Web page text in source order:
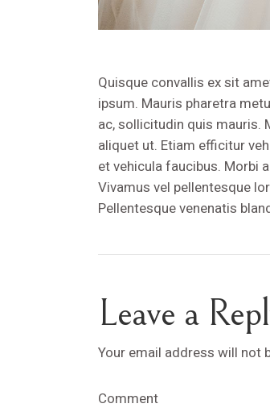
Quisque convallis ex sit
ipsum. Mauris pharetra
ac, sollicitudin quis mauris.
aliquet ut. Etiam efficitur
et vehicula faucibus. Morbi
Vivamus vel pellentesque
Pellentesque venenatis
Leave a
Your email address will not
Comment